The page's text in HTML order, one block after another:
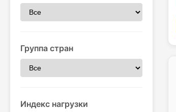
Группа стран
Индекс нагрузки